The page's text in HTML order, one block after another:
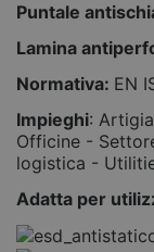
Puntale
Lamina
Normativa: EN
Impieghi:
Officine -
logistica -
Adatta per